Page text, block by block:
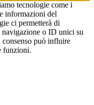
tecnologie come i
informazioni del
ci permetterà di
o ID unici su
può influire
funzioni.